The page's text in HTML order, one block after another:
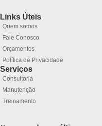
Links Úteis
Quem somos
Fale Conosco
Orçamentos
Política de Privacidade
Serviços
Consultoria
Manutenção
Treinamento